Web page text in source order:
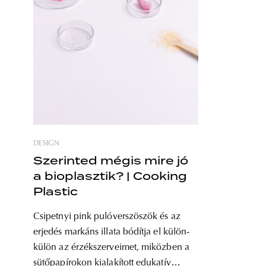
DESIGN
Szerinted mégis mire jó
a bioplasztik? | Cooking
Plastic
Csipetnyi pink pulóverszöszök és az
erjedés markáns illata bódítja el külön-
külön az érzékszerveimet, miközben a
sütőpapírokon kialakított edukatív